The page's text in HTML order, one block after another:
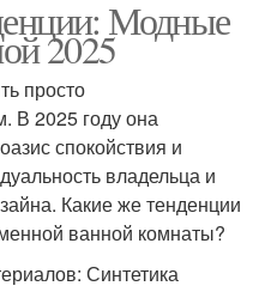
Модные
2025
просто
В 2025 году она
спокойствия и
владельца и
Какие же тенденции
ванной комнаты?
Синтетика